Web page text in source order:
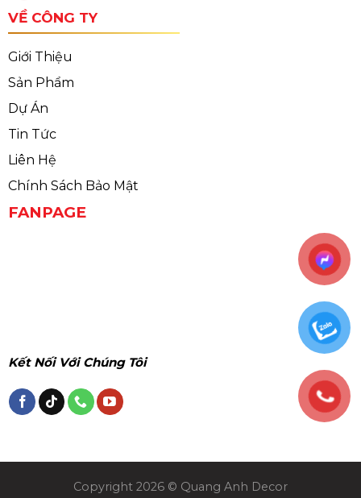
VỀ CÔNG TY
Giới Thiệu
Sản Phẩm
Dự Án
Tin Tức
Liên Hệ
Chính Sách Bảo Mật
FANPAGE
Kết Nối Với Chúng Tôi
Copyright 2026 © Quang Anh Decor